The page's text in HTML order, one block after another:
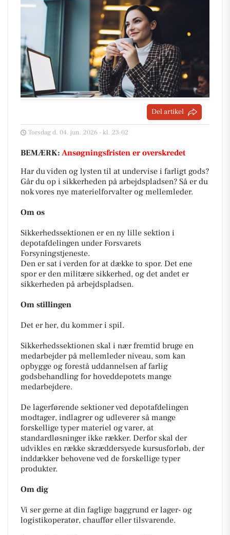
Del artikel
Torsdag d. 04. jun. 2026 - kl. 23:02
BEMÆRK: Ansøgningsfristen er overskredet
Har du viden og lysten til at undervise i farligt gods?
Går du op i sikkerheden på arbejdspladsen? Så er du
nok vores nye materielforvalter og mellemleder.
Om os
Sikkerhedssektionen er en ny lille sektion i
depotafdelingen under Forsvarets
Forsyningstjeneste.
Den er sat i verden for at dække to spor. Det ene
spor er den militære sikkerhed, og det andet er
sikkerheden på arbejdspladsen.
Om stillingen
Det er her, du kommer i spil.
Sikkerhedssektionen skal i nær fremtid bruge en
medarbejder på mellemleder niveau, som kan
opbygge og forestå uddannelsen af farlig
godsbehandling for hoveddepotets mange
medarbejdere.
De lagerførende sektioner ved depotafdelingen
modtager, indlagrer og udleverer så mange
forskellige typer materiel og varer, at
standardløsninger ikke rækker. Derfor skal der
udvikles en række skræddersyede kursusforløb, der
inddækker behovene ved de forskellige typer
produkter.
Om dig
Vi ser gerne at din faglige baggrund er lager- og
logistikoperatør, chauffør eller tilsvarende.